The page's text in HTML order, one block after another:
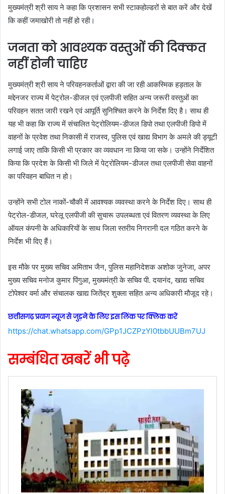
मुख्यमंत्री श्री साय ने कहा कि प्रशासन सभी स्टाकहोल्डरों से बात करें और देखें
कि कहीं जमाखोरी तो नहीं हो रही।
जनता को आवश्यक वस्तुओं की दिक्कत
नहीं होनी चाहिए
मुख्यमंत्री श्री साय ने परिवहनकर्ताओं द्वारा की जा रही आकस्मिक हड़ताल के
मद्देनजर राज्य में पेट्रोल-डीजल एवं एलपीजी सहित अन्य जरूरी वस्तुओं का
परिवहन सतत जारी रखने एवं आपूर्ति सुनिश्चित करने के निर्देश दिए है। साथ ही
यह भी कहा कि राज्य में संचालित पेट्रोलियम-डीजल डिपो तथा एलपीजी डिपो में
वाहनों के प्रवेश तथा निकासी में राजस्व, पुलिस एवं खाद्य विभाग के अमले की ड्यूटी
लगाई जाए ताकि किसी भी प्रकार का व्यवधान ना किया जा सके। उन्होंने निर्देशित
किया कि प्रदेश के किसी भी जिले में पेट्रोलियम-डीजल तथा एलपीजी सेवा वाहनों
का परिवहन बाधित न हो।
उन्होंने सभी टोल नाकों-चौकी में आवश्यक व्यवस्था करने के निर्देश दिए। साथ ही
पेट्रोल-डीजल, घरेलू एलपीजी की सुचारू उपलब्धता एवं वितरण व्यवस्था के लिए
ऑयल कंपनी के अधिकारियों के साथ जिला स्तरीय निगरानी दल गठित करने के
निर्देश भी दिए हैं।
इस मौके पर मुख्य सचिव अमिताभ जैन, पुलिस महानिदेशक अशोक जुनेजा, अपर
मुख्य सचिव मनोज कुमार पिंगुआ, मुख्यमंत्री के सचिव पी. दयानंद, खाद्य सचिव
टोपेश्वर वर्मा और संचालक खाद्य जितेंद्र शुक्ला सहित अन्य अधिकारी मौजूद रहे।
छत्तीसगढ़ प्रयाग न्यूज से जुड़ने के लिए इस लिंक पर क्लिक करें
https://chat.whatsapp.com/GPp1JCZPzYl0tbbUUBm7UJ
सम्बंधित खबरें भी पढ़े